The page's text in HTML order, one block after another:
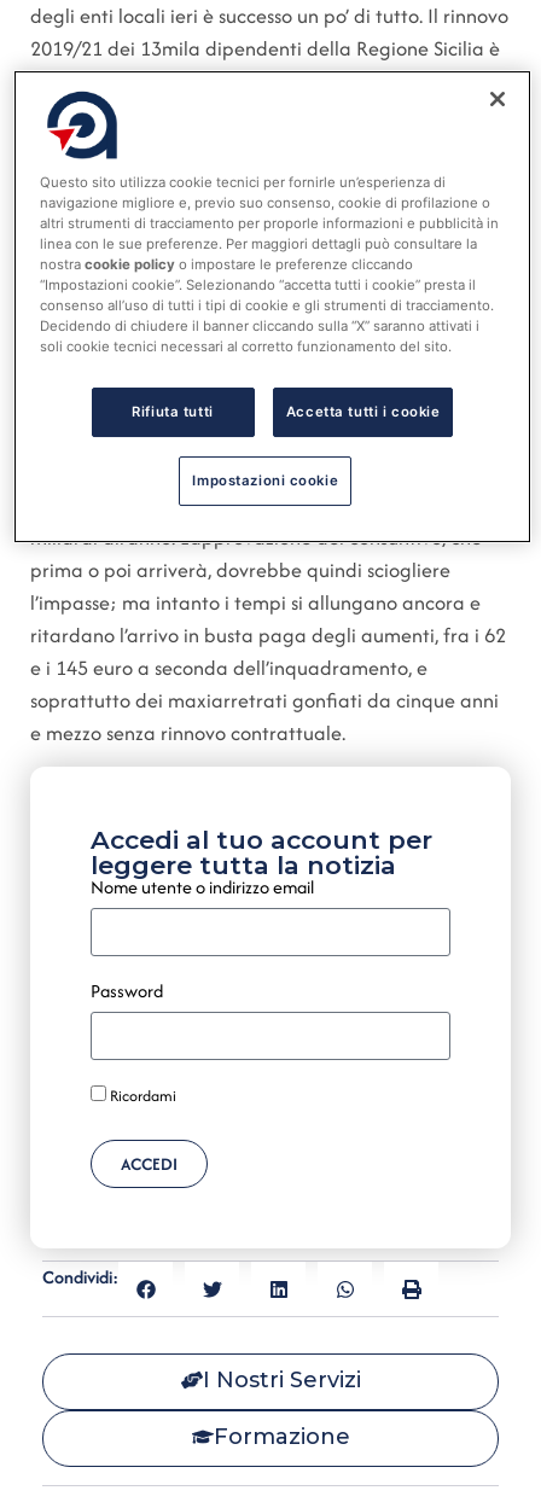
degli enti locali ieri è successo un po’ di tutto. Il rinnovo
2019/21 dei 13mila dipendenti della Regione Sicilia è
stato bloccato dalla sezione di controllo della Corte
dei conti dell’Isola, per l’assenza delle «condizioni di
compatibilità finanziaria ed economica con gli
strumenti di programmazione e di bilancio della
Regione». Il motivo è semplice, ed è legato al fatto
che «gli strumenti di bilancio» non ci sono in quanto la
Regione non ha ancora approvato il rendiconto 2023,
ritardato da una serie di operazioni di riaccertamento
classiche nelle complicate finanze pubbliche siciliane.
nuovo contratto, che fra gli altri riguarda anche i circa
4mila forestali siciliani, costa 80 milioni all’avvio e 30
milioni annui a regime, cifre non proprio impossibili
per un bilancio regionale che viaggia poco sotto i 20
miliardi all’anno. L’approvazione del consuntivo, che
prima o poi arriverà, dovrebbe quindi sciogliere
l’impasse; ma intanto i tempi si allungano ancora e
ritardano l’arrivo in busta paga degli aumenti, fra i 62
e i 145 euro a seconda dell’inquadramento, e
soprattutto dei maxiarretrati gonfiati da cinque anni
e mezzo senza rinnovo contrattuale.
Accedi al tuo account per
leggere tutta la notizia
Nome utente o indirizzo email
Password
Ricordami
ACCEDI
Condividi:
I Nostri Servizi
Formazione
Questo sito utilizza cookie tecnici per fornirle un’esperienza di
navigazione migliore e, previo suo consenso, cookie di profilazione o
altri strumenti di tracciamento per proporle informazioni e pubblicità in
linea con le sue preferenze. Per maggiori dettagli può consultare la
nostracookie policy o impostare le preferenze cliccando
“Impostazioni cookie”. Selezionando “accetta tutti i cookie” presta il
consenso all’uso di tutti i tipi di cookie e gli strumenti di tracciamento.
Decidendo di chiudere il banner cliccando sulla “X” saranno attivati i
soli cookie tecnici necessari al corretto funzionamento del sito.
Rifiuta tutti Accetta tutti i cookie
Impostazioni cookie